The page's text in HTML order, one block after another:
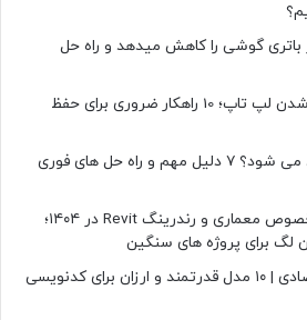
باتری گوشی را کاهش میدهد و راه حل
آموزش جلوگیری از هک شدن لپ تاپ؛ 10 راهکار ضروری برای حفظ
چرا لپتاپ شما ناگهان کند می شود؟ ۷ دلیل مهم و راه حل های فوری
راهنمای خرید لپ تاپ مخصوص معماری و رندرینگ Revit در ۱۴۰۴؛
لگ برای پروژه های سنگین
لپتاپ برنامه نویسی اقتصادی | ۱۰ مدل قدرتمند و ارزان برای کدنویسی